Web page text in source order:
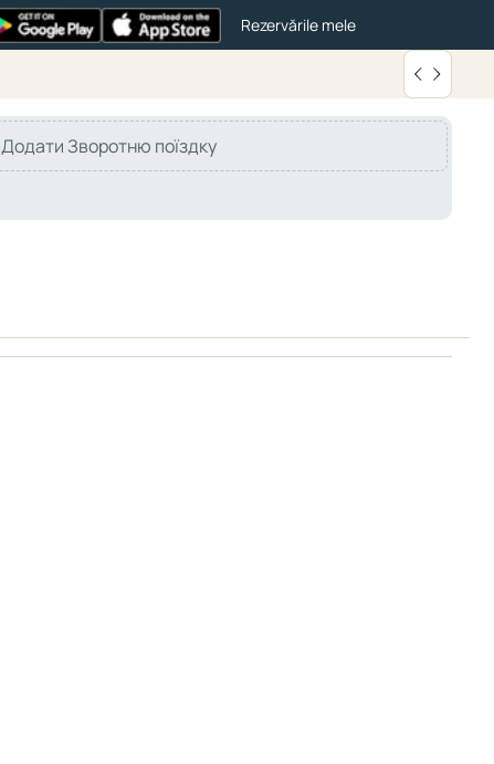
Rezervările mele
Додати Зворотню поїздку